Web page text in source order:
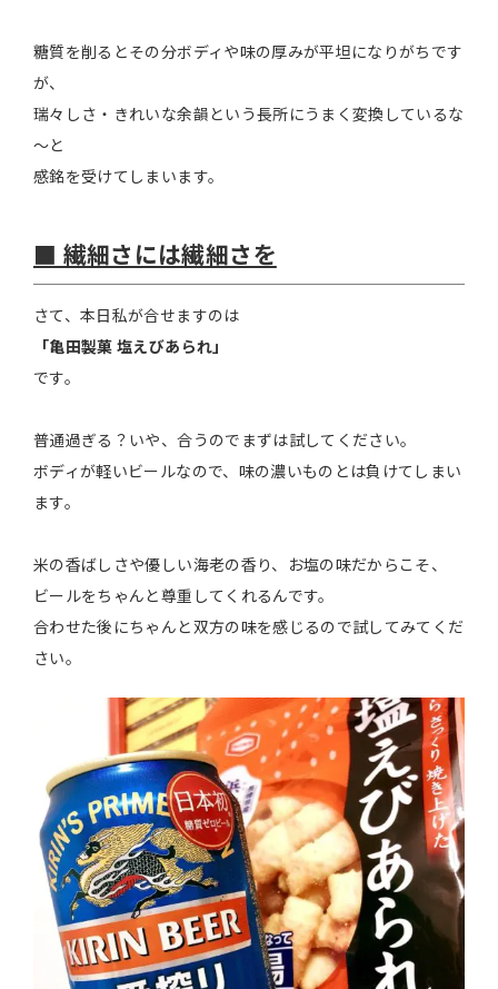
糖質を削るとその分ボディや味の厚みが平坦になりがちです
が、
瑞々しさ・きれいな余韻という長所にうまく変換しているな
～と
感銘を受けてしまいます。
■ 繊細さには繊細さを
さて、本日私が合せますのは
「亀田製菓 塩えびあられ」
です。
普通過ぎる？いや、合うのでまずは試してください。
ボディが軽いビールなので、味の濃いものとは負けてしまい
ます。
米の香ばしさや優しい海老の香り、お塩の味だからこそ、
ビールをちゃんと尊重してくれるんです。
合わせた後にちゃんと双方の味を感じるので試してみてくだ
さい。